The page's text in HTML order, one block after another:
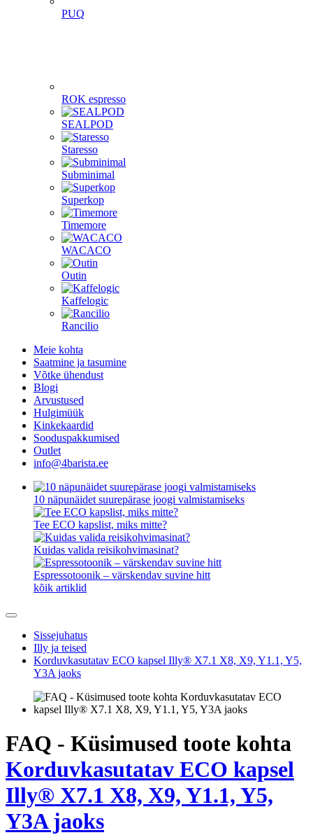
PUQ
ROK espresso
SEALPOD
Staresso
Subminimal
Superkop
Timemore
WACACO
Outin
Kaffelogic
Rancilio
Meie kohta
Saatmine ja tasumine
Võtke ühendust
Blogi
Arvustused
Hulgimüük
Kinkekaardid
Sooduspakkumised
Outlet
info@4barista.ee
10 näpunäidet suurepärase joogi valmistamiseks
Tee ECO kapslist, miks mitte?
Kuidas valida reisikohvimasinat?
Espressotoonik – värskendav suvine hitt
kõik artiklid
Sissejuhatus
Illy ja teised
Korduvkasutatav ECO kapsel Illy® X7.1 X8, X9, Y1.1, Y5,
Y3A jaoks
FAQ - Küsimused toote kohta
Korduvkasutatav ECO kapsel
Illy® X7.1 X8, X9, Y1.1, Y5,
Y3A jaoks